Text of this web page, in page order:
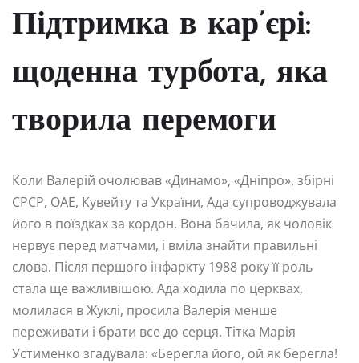
Підтримка в кар’єрі:
щоденна турбота, яка
творила перемоги
Коли Валерій очолював «Динамо», «Дніпро», збірні
СРСР, ОАЕ, Кувейту та України, Ада супроводжувала
його в поїздках за кордон. Вона бачила, як чоловік
нервує перед матчами, і вміла знайти правильні
слова. Після першого інфаркту 1988 року її роль
стала ще важливішою. Ада ходила по церквах,
молилася в Жуклі, просила Валерія менше
переживати і брати все до серця. Тітка Марія
Устименко згадувала: «Берегла його, ой як берегла!